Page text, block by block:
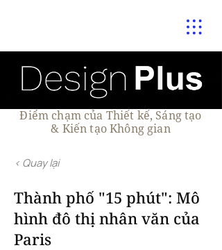
Điểm chạm của Thiết kế, Sáng tạo
& Kiến tạo Không gian
< Quay lại
Thành phố "15 phút": Mô
hình đô thị nhân văn của
Paris